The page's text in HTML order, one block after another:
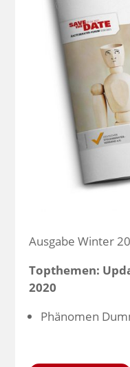
Ausgabe Winter
Topthemen:
2020
Phänomen